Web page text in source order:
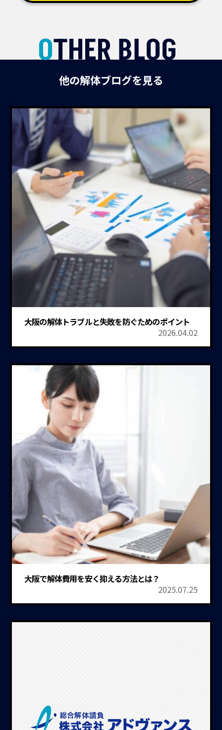
OTHER BLOG
他の解体ブログを見る
大阪の解体トラブルと失敗を防ぐためのポイント
2026.04.02
業者の選び方 建物解体工事 クレーム
大阪で解体費用を安く抑える方法とは？
2025.07.25
業者の選び方 補助金・助成金
お見積り